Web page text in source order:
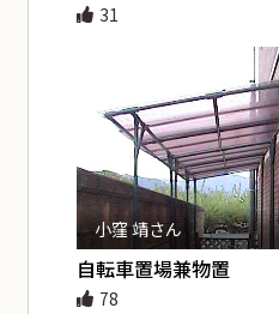
31
小窪 靖さん
自転車置場兼物置
78